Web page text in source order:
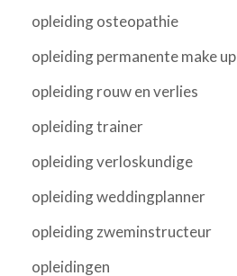
opleiding osteopathie
opleiding permanente make up
opleiding rouw en verlies
opleiding trainer
opleiding verloskundige
opleiding weddingplanner
opleiding zweminstructeur
opleidingen